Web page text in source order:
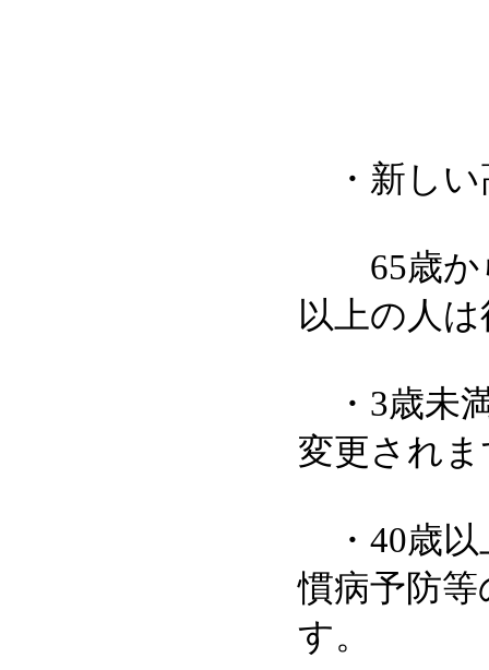
・新しい
65歳から
以上の人
・3歳未
変更され
・40歳以
慣病予防
す。